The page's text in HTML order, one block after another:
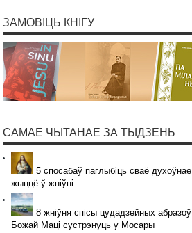
ЗАМОВІЦЬ КНІГУ
САМАЕ ЧЫТАНАЕ ЗА ТЫДЗЕНЬ
5 спосабаў паглыбіць сваё духоўнае
жыццё ў жніўні
8 жніўня спісы цудадзейных абразоў
Божай Маці сустрэнуць у Мосары